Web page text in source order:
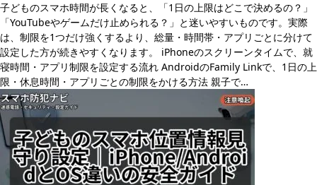
子どものスマホ時間が長くなると、「1日の上限はどこで決めるの？」
「YouTubeやゲームだけ止められる？」と迷いやすいものです。実際
は、制限を1つだけ強くするより、総量・時間帯・アプリごとに分けて
設定した方が続きやすくなります。 iPhoneのスクリーンタイムで、就
寝時間・アプリ制限を設定する流れ AndroidのFamily Linkで、1日の上
限・休息時間・アプリごとの制限をかける方法 親子で…